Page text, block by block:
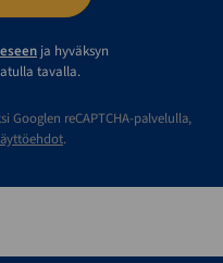
ja hyväksyn
tavalla.
Googlen reCAPTCHA-palvelulla,
.